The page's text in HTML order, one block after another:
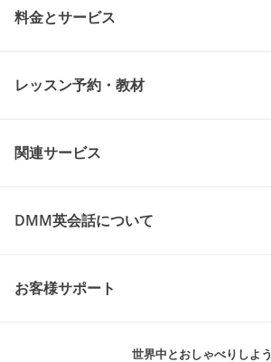
料金とサービス
レッスン予約・教材
関連サービス
DMM英会話について
お客様サポート
世界中とおしゃべりしよう